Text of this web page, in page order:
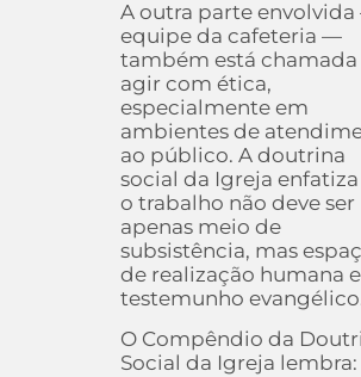
A outra parte
equipe da cafeteria —
também está chamada
agir com ética,
especialmente em
ambientes de
ao público. A doutrina
social da Igreja
o trabalho não deve ser
apenas meio de
subsistência, mas
de realização humana e
testemunho
O Compêndio da
Social da Igreja lembra: